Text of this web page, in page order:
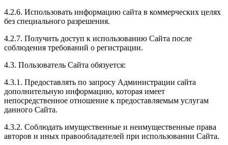
4.2.6. Использовать информацию сайта в коммерческих целях
без специального разрешения.
4.2.7. Получить доступ к использованию Сайта после
соблюдения требований о регистрации.
4.3. Пользователь Сайта обязуется:
4.3.1. Предоставлять по запросу Администрации сайта
дополнительную информацию, которая имеет
непосредственное отношение к предоставляемым услугам
данного Сайта.
4.3.2. Соблюдать имущественные и неимущественные права
авторов и иных правообладателей при использовании Сайта.